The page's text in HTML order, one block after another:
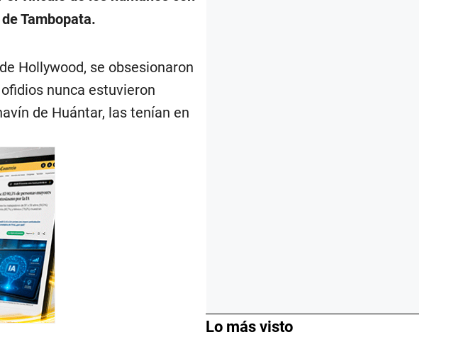
Tambopata.
Hollywood, se obsesionaron
nunca estuvieron
de Huántar, las tenían en
Lo más visto